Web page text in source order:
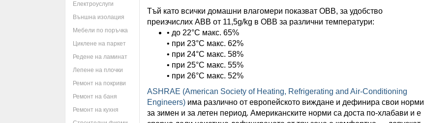
Електроуслуги
Външна изолация
Мебели по поръчка
Циклене на паркет
Редене на ламинат
Лепене на плочки
Ремонт на покриви
Ремонт на баня
Ремонт на кухня
Тъй като всички домашни влагомери показват ОВВ, за удобство
преизчислих АВВ от 11,5g/kg в ОВВ за различни температури:
• до 22°C макс. 65%
• при 23°C макс. 62%
• при 24°C макс. 58%
• при 25°C макс. 55%
• при 26°C макс. 52%
ASHRAE (American Society of Heating, Refrigerating and Air-Conditioning
Engineers) има различно от европейското виждане и дефинира свои норми
за зимен и за летен период. Американските норми са доста по-хлабави и е